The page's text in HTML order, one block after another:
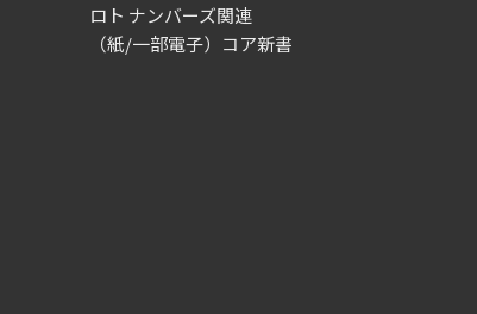
ロト ナンバーズ関連
（紙/一部電子）コア新書